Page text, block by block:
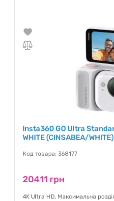
роботи батареї (макс): 1 год..
Гарантия:
Insta360 GO Ultra
WHITE (CINSABEA/WHITE)
Код товара: 368177
20411 грн
4K Ultra HD, Максимальна